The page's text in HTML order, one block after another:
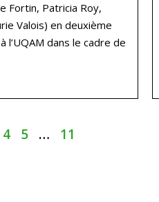
Fortin, Patricia Roy,
Valois) en deuxième
l’UQAM dans le cadre de
4 5 … 11